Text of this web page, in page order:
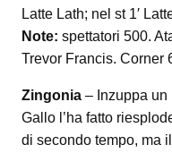
Latte Lath; nel st 1′
Note: spettatori 500.
Trevor Francis. Corner
Zingonia – Inzuppa un
Gallo l’ha fatto
di secondo tempo, ma